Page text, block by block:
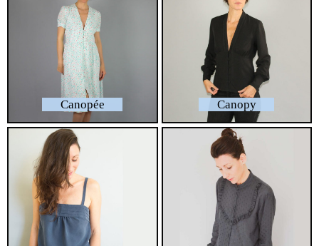
Canopée Canopy